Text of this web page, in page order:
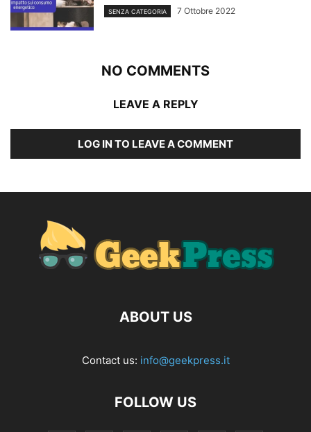
SENZA CATEGORIA 7 Ottobre 2022
NO COMMENTS
LEAVE A REPLY
LOG IN TO LEAVE A COMMENT
ABOUT US
Contact us: info@geekpress.it
FOLLOW US